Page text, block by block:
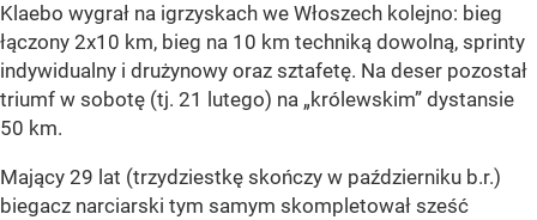
Klaebo wygrał na igrzyskach we Włoszech kolejno: bieg
łączony 2x10 km, bieg na 10 km techniką dowolną, sprinty
indywidualny i drużynowy oraz sztafetę. Na deser pozostał
triumf w sobotę (tj. 21 lutego) na „królewskim” dystansie
50 km.
Mający 29 lat (trzydziestkę skończy w październiku b.r.)
biegacz narciarski tym samym skompletował sześć